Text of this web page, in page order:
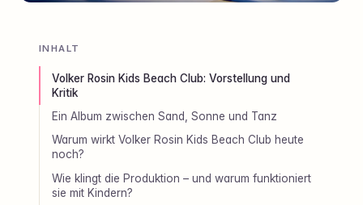
INHALT
Volker Rosin Kids Beach Club: Vorstellung und
Kritik
Ein Album zwischen Sand, Sonne und Tanz
Warum wirkt Volker Rosin Kids Beach Club heute
noch?
Wie klingt die Produktion – und warum funktioniert
sie mit Kindern?